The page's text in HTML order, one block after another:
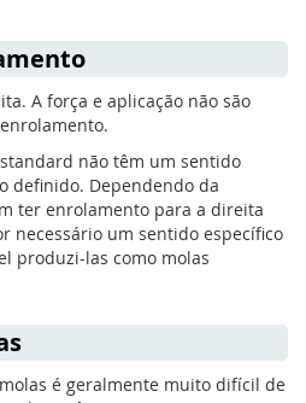
A força e aplicação não são
não têm um sentido
definido. Dependendo da
ter enrolamento para a direita
necessário um sentido específico
produzi-las como molas
é geralmente muito difícil de